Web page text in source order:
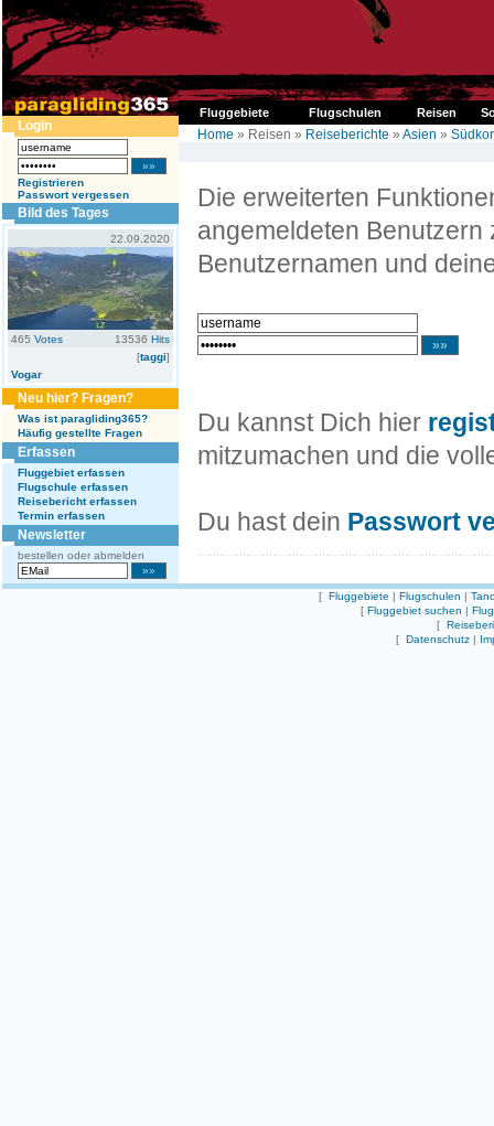
Fluggebiete Flugschulen Reisen
Login
Registrieren
Passwort vergessen
Bild des Tages
22.09.2020
465 Votes 13536 Hits
[taggi]
Vogar
Neu hier? Fragen?
Was ist paragliding365?
Häufig gestellte Fragen
Erfassen
Fluggebiet erfassen
Flugschule erfassen
Reisebericht erfassen
Termin erfassen
Newsletter
bestellen oder abmelden
Home » Reisen » Reiseberichte » Asien »
Die erweiterten
angemeldeten Benutzern
Benutzernamen und
Du kannst Dich hier
mitzumachen und die
Du hast dein Passwort
[ Fluggebiete | Flugschulen |
[ Fluggebiet suchen |
[
[ Datenschutz |